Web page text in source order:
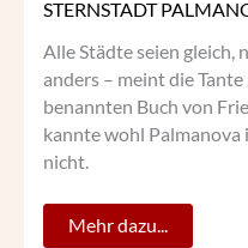
STERNSTADT
Alle Städte seien gleich,
anders – meint die
benannten Buch von
kannte wohl
nicht.
Mehr dazu...